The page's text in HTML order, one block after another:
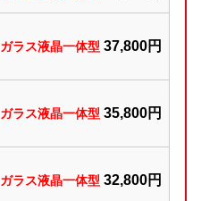
ガラス液晶一体型 37,800円
ガラス液晶一体型 35,800円
ガラス液晶一体型 32,800円